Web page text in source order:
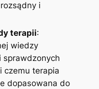
i
terapii:
wiedzy
sprawdzonych
czemu terapia
dopasowana do